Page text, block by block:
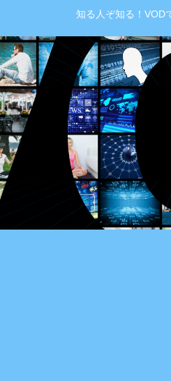
知る人ぞ知る！VOD